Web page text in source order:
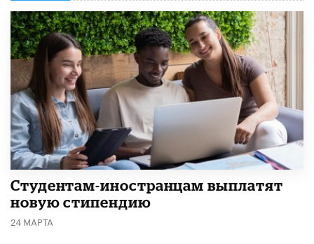
Студентам-иностранцам выплатят
новую стипендию
24 МАРТА